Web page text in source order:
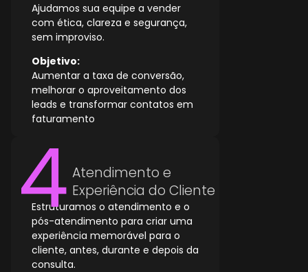
Ajudamos sua equipe a vender
com ética, clareza e segurança,
sem improviso.
Objetivo:
Aumentar a taxa de conversão,
melhorar o aproveitamento dos
leads e transformar contatos em
faturamento
Atendimento e
Experiência do Cliente
Estruturamos o atendimento e o
pós-atendimento para criar uma
experiência memorável para o
cliente, antes, durante e depois da
consulta.